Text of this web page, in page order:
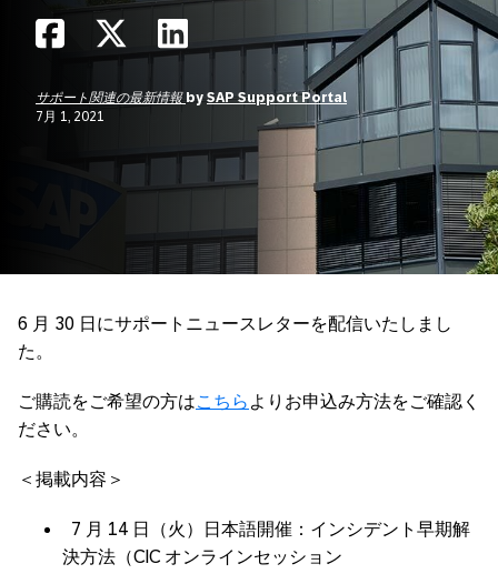
サポート関連の最新情報 bySAP Support Portal
7月 1, 2021
6 月 30 日にサポートニュースレターを配信いたしまし
た。
ご購読をご希望の方はこちら よりお申込み方法をご確認く
ださい。
＜掲載内容＞
7 月 14 日（火）日本語開催：インシデント早期解
決方法（CIC オンラインセッション